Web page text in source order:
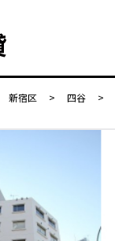
新宿区 > 四谷 >